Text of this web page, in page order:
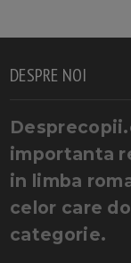
DESPRE NOI
importanta
in limba
celor care
categorie.